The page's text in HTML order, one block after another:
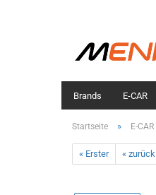
Brands E-CAR
Startseite » E-CAR
« Erster « zurück